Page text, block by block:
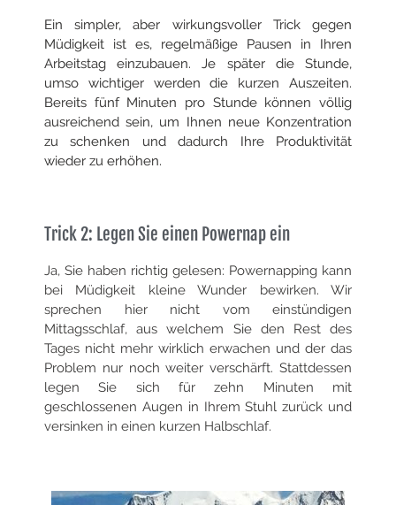
Ein simpler, aber wirkungsvoller Trick gegen
Müdigkeit ist es, regelmäßige Pausen in Ihren
Arbeitstag einzubauen. Je später die Stunde,
umso wichtiger werden die kurzen Auszeiten.
Bereits fünf Minuten pro Stunde können völlig
ausreichend sein, um Ihnen neue Konzentration
zu schenken und dadurch Ihre Produktivität
wieder zu erhöhen.
Trick 2: Legen Sie einen Powernap ein
Ja, Sie haben richtig gelesen: Powernapping kann
bei Müdigkeit kleine Wunder bewirken. Wir
sprechen hier nicht vom einstündigen
Mittagsschlaf, aus welchem Sie den Rest des
Tages nicht mehr wirklich erwachen und der das
Problem nur noch weiter verschärft. Stattdessen
legen Sie sich für zehn Minuten mit
geschlossenen Augen in Ihrem Stuhl zurück und
versinken in einen kurzen Halbschlaf.